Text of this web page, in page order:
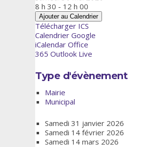
8 h 30 - 12 h 00
Ajouter au Calendrier
Télécharger ICS
Calendrier Google
iCalendar Office
365 Outlook Live
Type d'évènement
Mairie
Municipal
Samedi 31 janvier 2026
Samedi 14 février 2026
Samedi 14 mars 2026